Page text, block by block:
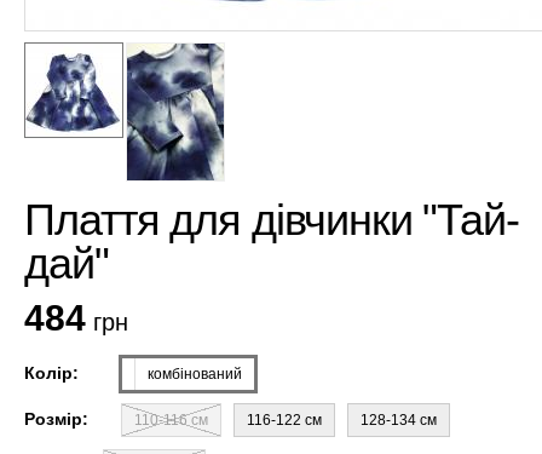
Плаття для дівчинки "Тай-
дай"
484 грн
Колір: комбінований
Розмір: 110-116 см 116-122 см 128-134 см